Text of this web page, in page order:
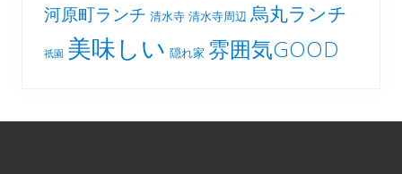
河原町ランチ 清水寺 清水寺周辺 烏丸ランチ
祇園 美味しい 隠れ家 雰囲気GOOD